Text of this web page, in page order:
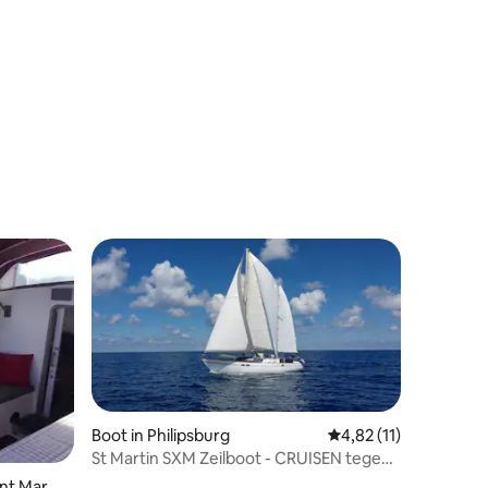
Boot in Philipsburg Gemiddelde
4,82 (11)
St Martin SXM Zeilboot - CRUISEN tegen